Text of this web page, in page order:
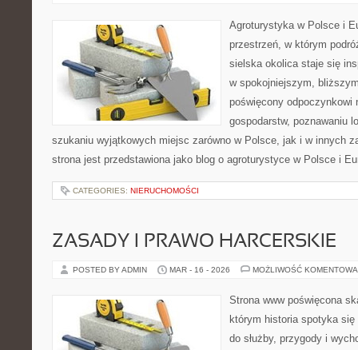
Agroturystyka w Polsce i
przestrzeń, w którym
sielska okolica staje się
w spokojniejszym,
poświęcony odpoczynkowi
gospodarstw, poznawaniu
szukaniu wyjątkowych miejsc zarówno w Polsce, jak i w innych
strona jest przedstawiona jako blog o agroturystyce w Polsce i
CATEGORIES: NIERUCHOMOŚCI
ZASADY I PRAWO HARCERSKIE
POSTED BY ADMIN MAR - 16 - 2026 MOŻLIWOŚĆ
Strona www poświęcona
którym historia spotyka
do służby, przygody i